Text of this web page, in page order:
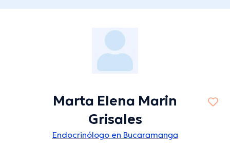
Marta Elena Marin
Grisales
Endocrinólogo en Bucaramanga